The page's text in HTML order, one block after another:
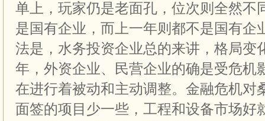
单上，玩家仍是老面孔，位次则全然不
是国有企业，而上一年则都不是国有企
法是，水务投资企业总的来讲，格局变
年，外资企业、民营企业的确是受危机
在进行着被动和主动调整。金融危机对
面签的项目少一些，工程和设备市场好